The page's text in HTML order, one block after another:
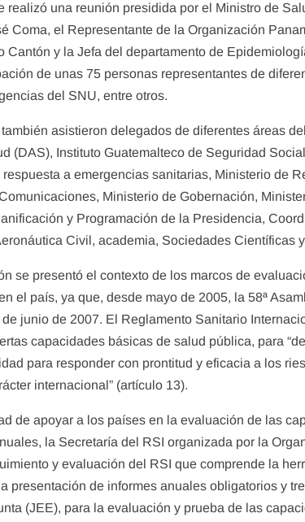
realizó una reunión presidida por el Ministro de
Coma, el Representante de la Organización
Cantón y la Jefa del departamento de
de unas 75 personas representantes de
del SNU, entre otros.
asistieron delegados de diferentes áreas
(DAS), Instituto Guatemalteco de Seguridad
respuesta a emergencias sanitarias, Ministerio de
Ministerio de Gobernación,
y Programación de la Presidencia,
Civil, academia, Sociedades Científicas
se presentó el contexto de los marcos de
el país, ya que, desde mayo de 2005, la 58ª
junio de 2007. El Reglamento Sanitario
capacidades básicas de salud pública, para
para responder con prontitud y eficacia a los
internacional” (artículo 13).
de apoyar a los países en la evaluación de las
la Secretaría del RSI organizada por la
y evaluación del RSI que comprende la
presentación de informes anuales obligatorios y
(JEE), para la evaluación y prueba de las